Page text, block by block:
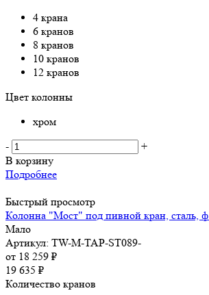
4 крана
6 кранов
8 кранов
10 кранов
12 кранов
Цвет колонны
хром
-
+
В корзину
Подробнее
Быстрый просмотр
Колонна "Мост" под пивной кран, сталь,
Мало
Артикул: TW-M-TAP-ST089-
от 18 259 ₽
19 635 ₽
Количество кранов